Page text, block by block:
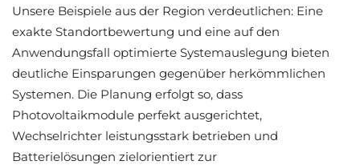
Unsere Beispiele aus der Region verdeutlichen: Eine
exakte Standortbewertung und eine auf den
Anwendungsfall optimierte Systemauslegung bieten
deutliche Einsparungen gegenüber herkömmlichen
Systemen. Die Planung erfolgt so, dass
Photovoltaikmodule perfekt ausgerichtet,
Wechselrichter leistungsstark betrieben und
Batterielösungen zielorientiert zur